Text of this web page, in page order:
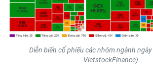
ENGLISH
Diễn biến cổ phiếu các nhóm ngành
VietstockFinance)